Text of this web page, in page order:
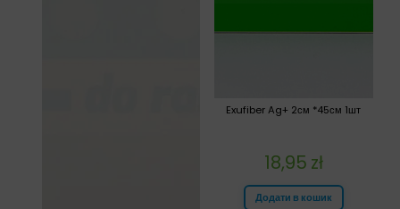
Exufiber Ag+ 2см *45см 1шт
18,95 zł
Додати в кошик